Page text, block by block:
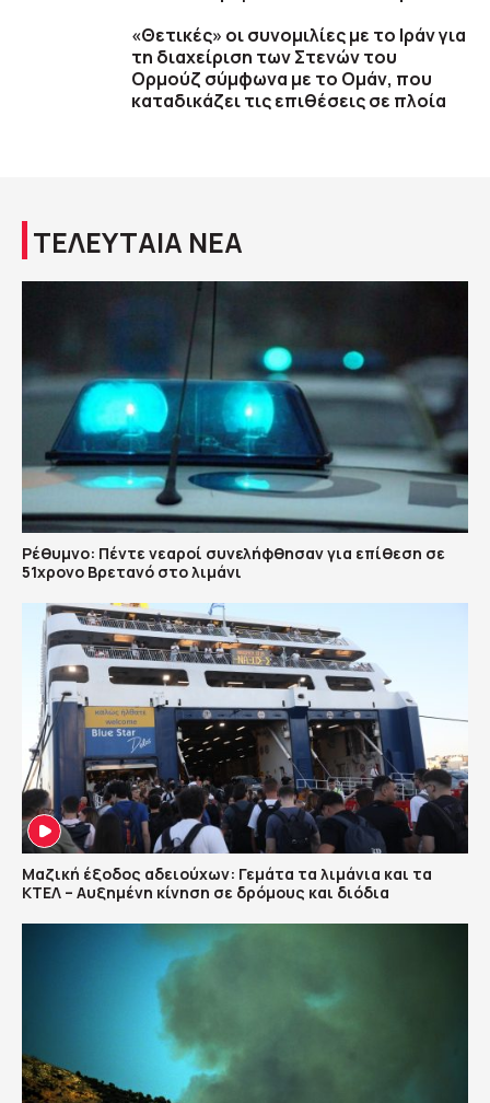
«Θετικές» οι συνομιλίες με το Ιράν για
τη διαχείριση των Στενών του
Ορμούζ σύμφωνα με το Ομάν, που
καταδικάζει τις επιθέσεις σε πλοία
ΤΕΛΕΥΤΑΙΑ ΝΕΑ
Ρέθυμνο: Πέντε νεαροί συνελήφθησαν για επίθεση σε
51χρονο Βρετανό στο λιμάνι
Μαζική έξοδος αδειούχων: Γεμάτα τα λιμάνια και τα
ΚΤΕΛ – Αυξημένη κίνηση σε δρόμους και διόδια